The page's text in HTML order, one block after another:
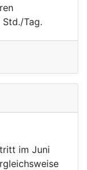
Tag.
im Juni